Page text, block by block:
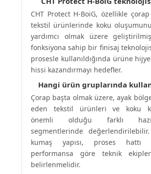
CHT Protect H-BoiG, özellikle
tekstil ürünlerinde koku
yardımcı olmak üzere
fonksiyona sahip bir finisaj
prosesle kullanıldığında ürüne
hissi kazandırmayı hedefler.
Hangi ürün gruplarında
Çorap başta olmak üzere, ayak
eden tekstil ürünleri ve koku
önemli olduğu farklı
segmentlerinde
kumaş yapısı, proses
performansa göre teknik
belirlenmelidir.